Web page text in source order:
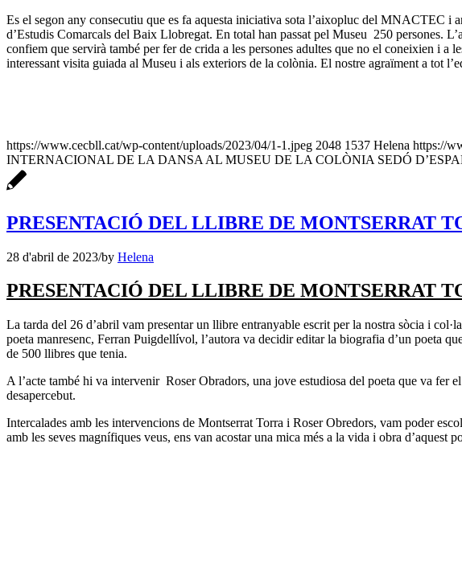
Es el segon any consecutiu que es fa aquesta iniciativa sota l’aixopluc del MNACTEC i
d’Estudis Comarcals del Baix Llobregat. En total han passat pel Museu 250 persones.
confiem que servirà també per fer de crida a les persones adultes que no el coneixien i a
interessant visita guiada al Museu i als exteriors de la colònia. El nostre agraïment a tot
https://www.cecbll.cat/wp-content/uploads/2023/04/1-1.jpeg 2048 1537 Helena https://
INTERNACIONAL DE LA DANSA AL MUSEU DE LA COLÒNIA SEDÓ
PRESENTACIÓ DEL LLIBRE DE MONTSERRAT
28 d'abril de 2023/by Helena
PRESENTACIÓ DEL LLIBRE DE MONTSERRAT
La tarda del 26 d’abril vam presentar un llibre entranyable escrit per la nostra sòcia i
poeta manresenc, Ferran Puigdellívol, l’autora va decidir editar la biografia d’un poeta
de 500 llibres que tenia.
A l’acte també hi va intervenir Roser Obradors, una jove estudiosa del poeta que va fer
desapercebut.
Intercalades amb les intervencions de Montserrat Torra i Roser Obredors, vam poder
amb les seves magnífiques veus, ens van acostar una mica més a la vida i obra d’aquest